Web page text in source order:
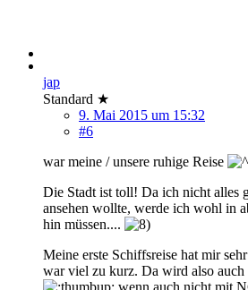
jap
Standard ★
9. Mai 2015 um 15:32
#6
war meine / unsere ruhige Reise
Die Stadt ist toll! Da ich nicht alles
ansehen wollte, werde ich wohl in
hin müssen....
Meine erste Schiffsreise hat mir
war viel zu kurz. Da wird also auch
wenn auch nicht mit